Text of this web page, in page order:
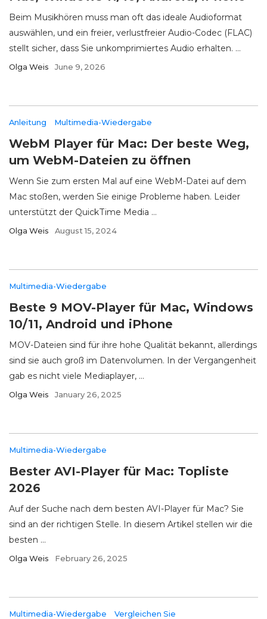
Beim Musikhören muss man oft das ideale Audioformat
auswählen, und ein freier, verlustfreier Audio-Codec (FLAC)
stellt sicher, dass Sie unkomprimiertes Audio erhalten. ...
Olga Weis June 9, 2026
Anleitung Multimedia-Wiedergabe
WebM Player für Mac: Der beste Weg,
um WebM-Dateien zu öffnen
Wenn Sie zum ersten Mal auf eine WebM-Datei auf dem
Mac stoßen, werden Sie einige Probleme haben. Leider
unterstützt der QuickTime Media ...
Olga Weis August 15, 2024
Multimedia-Wiedergabe
Beste 9 MOV-Player für Mac, Windows
10/11, Android und iPhone
MOV-Dateien sind für ihre hohe Qualität bekannt, allerdings
sind sie auch groß im Datenvolumen. In der Vergangenheit
gab es nicht viele Mediaplayer, ...
Olga Weis January 26, 2025
Multimedia-Wiedergabe
Bester AVI-Player für Mac: Topliste
2026
Auf der Suche nach dem besten AVI-Player für Mac? Sie
sind an der richtigen Stelle. In diesem Artikel stellen wir die
besten ...
Olga Weis February 26, 2025
Multimedia-Wiedergabe Vergleichen Sie